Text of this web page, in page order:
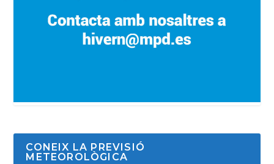
CONEIX LA PREVISIÓ
METEOROLÒGICA